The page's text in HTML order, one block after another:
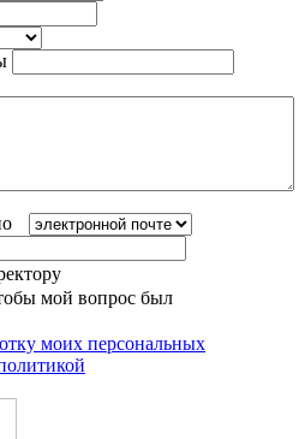
мой вопрос был
моих персональных